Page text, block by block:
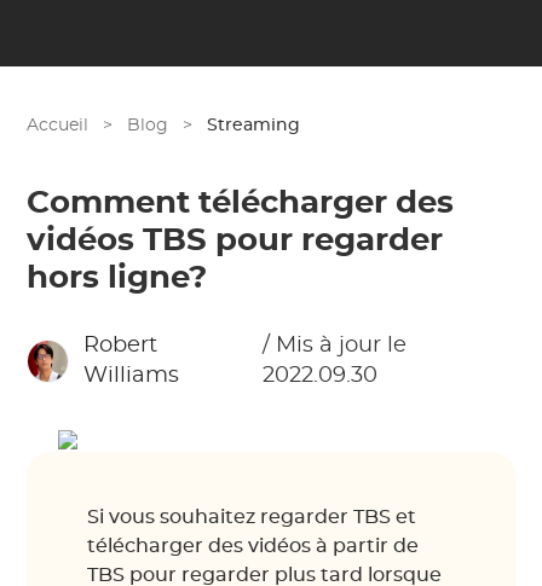
Accueil > Blog > Streaming
Comment télécharger des
vidéos TBS pour regarder
hors ligne?
Robert
Williams
/ Mis à jour le
2022.09.30
Si vous souhaitez regarder TBS et
télécharger des vidéos à partir de
TBS pour regarder plus tard lorsque